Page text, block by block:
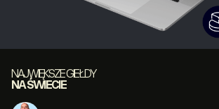
NAJWIĘKSZE GIEŁDY
NA ŚWIECIE